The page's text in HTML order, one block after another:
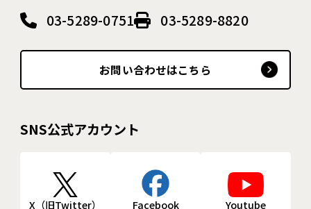
03-5289-0751 03-5289-8820
お問い合わせはこちら
SNS公式アカウント
X（旧Twitter） Facebook Youtube